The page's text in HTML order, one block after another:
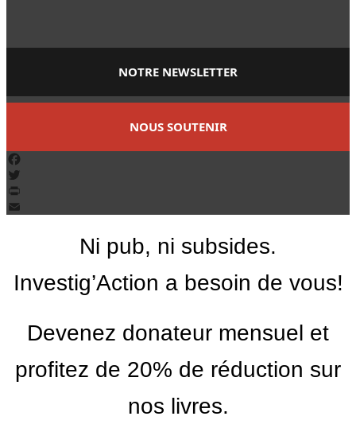
NOTRE NEWSLETTER
NOUS SOUTENIR
Facebook
Twitter
PrintFriendly
Ni pub, ni subsides.
Investig’Action a besoin de vous!
Devenez donateur mensuel et
profitez de 20% de réduction sur
nos livres.